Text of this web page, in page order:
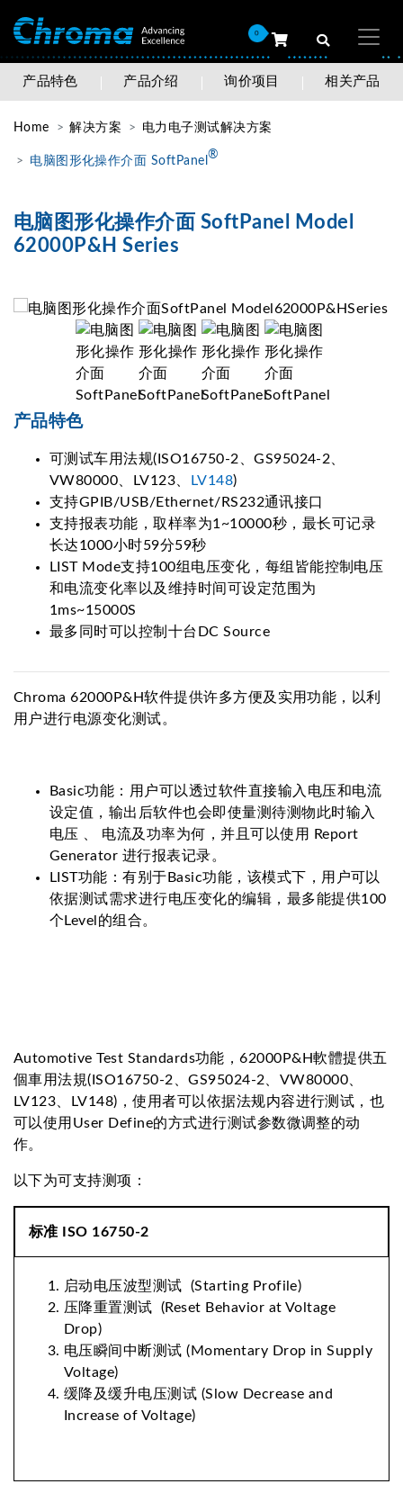
0
产品特色 产品介绍 询价项目 相关产品
Home 解决方案 电力电子测试解决方案
电脑图形化操作介面 SoftPanel ®
电脑图形化操作介面 SoftPanel Model
62000P&H Series
产品特色
可测试车用法规(ISO16750-2、GS95024-2、
VW80000、LV123、
LV148)
支持GPIB/USB/Ethernet/RS232通讯接口
支持报表功能，取样率为1~10000秒，最长可记录
长达1000小时59分59秒
LIST Mode支持100组电压变化，每组皆能控制电压
和电流变化率以及维持时间可设定范围为
1ms~15000S
最多同时可以控制十台DC Source
Chroma 62000P&H软件提供许多方便及实用功能，以利
用户进行电源变化测试。
Basic功能：用户可以透过软件直接输入电压和电流
设定值，输出后软件也会即使量测待测物此时输入
电压 、 电流及功率为何，并且可以使用 Report
Generator 进行报表记录。
LIST功能：有别于Basic功能，该模式下，用户可以
依据测试需求进行电压变化的编辑，最多能提供100
个Level的组合。
Automotive Test Standards功能，62000P&H軟體提供五
個車用法規(ISO16750-2、GS95024-2、VW80000、
LV123、LV148)，使用者可以依据法规内容进行测试，也
可以使用User Define的方式进行测试参数微调整的动
作。
以下为可支持测项：
标准 ISO 16750-2
启动电压波型测试 (Starting Profile)
压降重置测试 (Reset Behavior at Voltage
Drop)
电压瞬间中断测试 (Momentary Drop in Supply
Voltage)
缓降及缓升电压测试 (Slow Decrease and
Increase of Voltage)